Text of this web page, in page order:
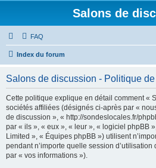
Salons de
FAQ
Index du forum
Salons de discussion - Politique
Cette politique explique en détail comment «
sociétés affiliées (désignés ci-après par «
de discussion », « http://sondeslocales.fr/
par « ils », « eux », « leur », « logiciel phpBB
Limited », « Équipes phpBB ») utilisent
pendant n’importe quelle session
par « vos informations »).